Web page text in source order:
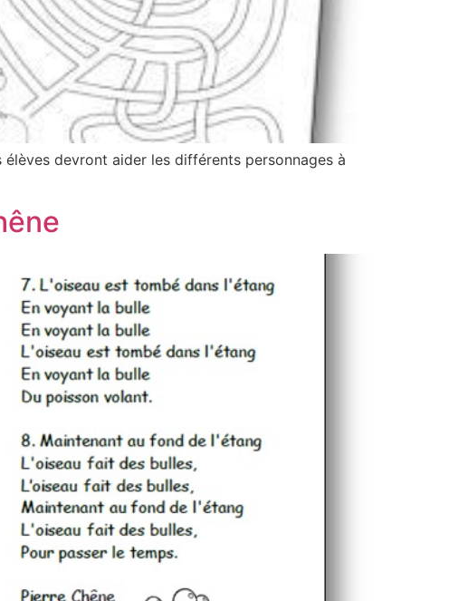
devront aider les différents personnages à